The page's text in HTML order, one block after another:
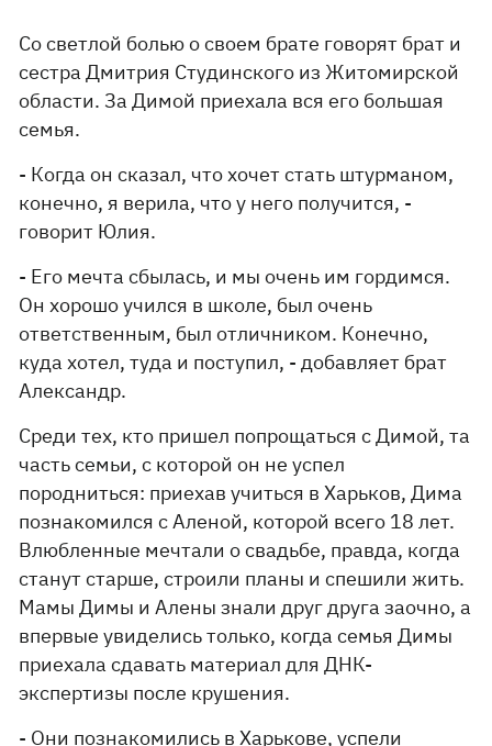
Со светлой болью о своем брате говорят брат и
сестра Дмитрия Студинского из Житомирской
области. За Димой приехала вся его большая
семья.
- Когда он сказал, что хочет стать штурманом,
конечно, я верила, что у него получится, -
говорит Юлия.
- Его мечта сбылась, и мы очень им гордимся.
Он хорошо учился в школе, был очень
ответственным, был отличником. Конечно,
куда хотел, туда и поступил, - добавляет брат
Александр.
Среди тех, кто пришел попрощаться с Димой, та
часть семьи, с которой он не успел
породниться: приехав учиться в Харьков, Дима
познакомился с Аленой, которой всего 18 лет.
Влюбленные мечтали о свадьбе, правда, когда
станут старше, строили планы и спешили жить.
Мамы Димы и Алены знали друг друга заочно, а
впервые увиделись только, когда семья Димы
приехала сдавать материал для ДНК-
экспертизы после крушения.
- Они познакомились в Харькове, успели